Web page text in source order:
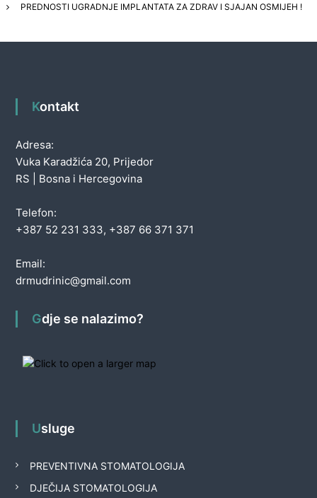
PREDNOSTI UGRADNJE IMPLANTATA ZA ZDRAV I SJAJAN OSMIJEH !
Kontakt
Adresa:
Vuka Karadžića 20, Prijedor
RS | Bosna i Hercegovina
Telefon:
+387 52 231 333, +387 66 371 371
Email:
drmudrinic@gmail.com
Gdje se nalazimo?
Usluge
PREVENTIVNA STOMATOLOGIJA
DJEČIJA STOMATOLOGIJA